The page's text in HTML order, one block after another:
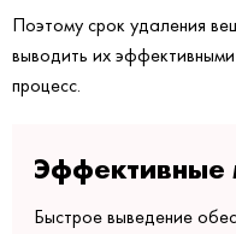
Поэтому срок удаления
выводить их
процесс.
Эффективные
Быстрое выведение